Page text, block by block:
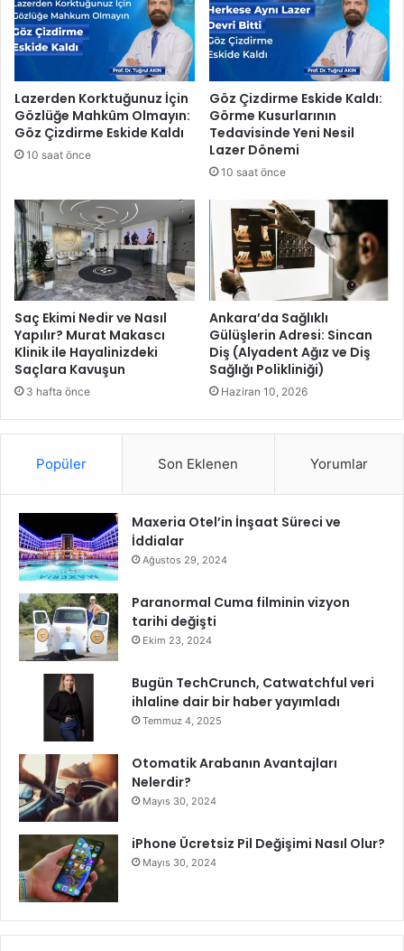
e
r
i
i
,
F
d
e
r
e
k
İ
ç
i
n
L
o
k
m
D
ü
z
e
n
e
Lazerden Korktuğunuz İçin
Gözlüğe Mahkûm Olmayın:
Göz Çizdirme Eskide Kaldı
10 saat önce
Göz Çizdirme Eskide Kaldı:
Görme Kusurlarının
Tedavisinde Yeni Nesil
Lazer Dönemi
10 saat önce
Saç Ekimi Nedir ve Nasıl
Yapılır? Murat Makascı
Klinik ile Hayalinizdeki
Saçlara Kavuşun
3 hafta önce
Ankara’da Sağlıklı
Gülüşlerin Adresi: Sincan
Diş (Alyadent Ağız ve Diş
Sağlığı Polikliniği)
Haziran 10, 2026
Popüler Son Eklenen Yorumlar
Maxeria Otel’in İnşaat Süreci ve
İddialar
Ağustos 29, 2024
Paranormal Cuma filminin vizyon
tarihi değişti
Ekim 23, 2024
Bugün TechCrunch, Catwatchful veri
ihlaline dair bir haber yayımladı
Temmuz 4, 2025
Otomatik Arabanın Avantajları
Nelerdir?
Mayıs 30, 2024
iPhone Ücretsiz Pil Değişimi Nasıl Olur?
Mayıs 30, 2024